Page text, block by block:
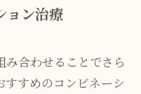
ョン治療
合わせることでさら
すめのコンビネーシ